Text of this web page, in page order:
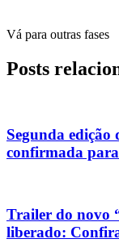
Vá para outras fases
Posts
Segunda edição
confirmada
Trailer do novo
liberado: